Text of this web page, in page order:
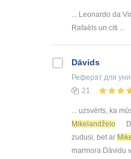
... Leonardo da
Rafaēls un citi ...
Dāvids
Реферат для
21
... uzsvērts, ka
Mikelandželo
zudusi, bet ar
marmora Dāvidu